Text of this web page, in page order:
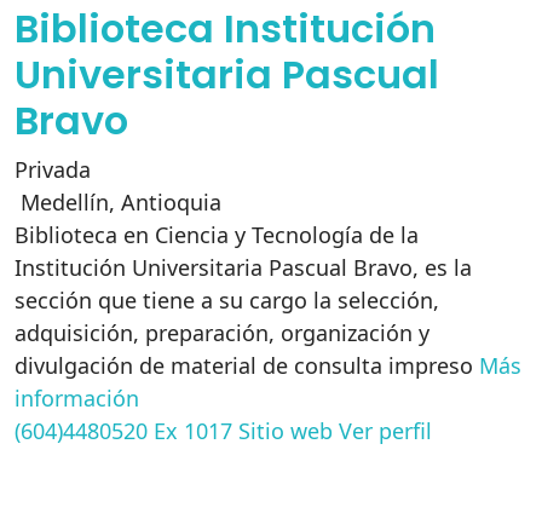
Biblioteca Institución
Universitaria Pascual
Bravo
Privada
Medellín, Antioquia
Biblioteca en Ciencia y Tecnología de la
Institución Universitaria Pascual Bravo, es la
sección que tiene a su cargo la selección,
adquisición, preparación, organización y
divulgación de material de consulta impreso Más
información
(604)4480520 Ex 1017 Sitio web Ver perfil